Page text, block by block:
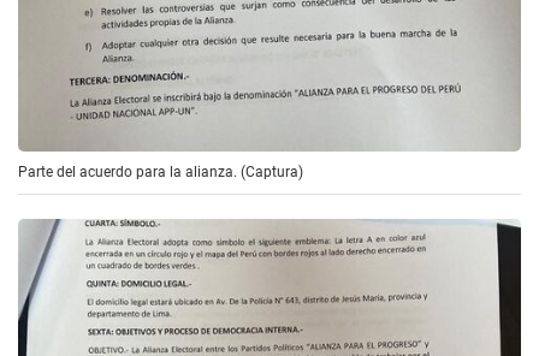
Parte del acuerdo para la alianza. (Captura)